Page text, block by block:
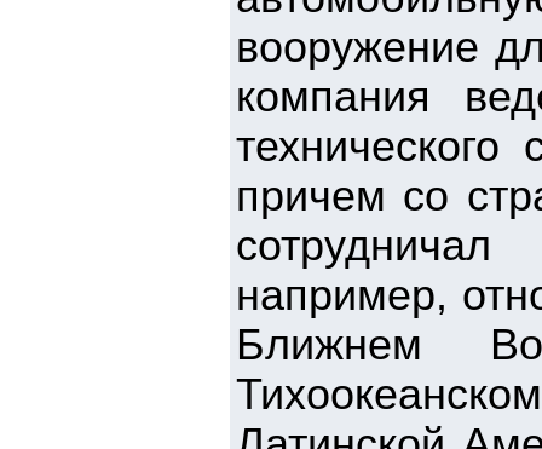
вооружение
компания
технического
причем со
например,
Ближнем